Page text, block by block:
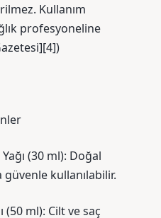
Kullanım
profesyoneline
(30 ml): Doğal
kullanılabilir.
(50 ml): Cilt ve saç